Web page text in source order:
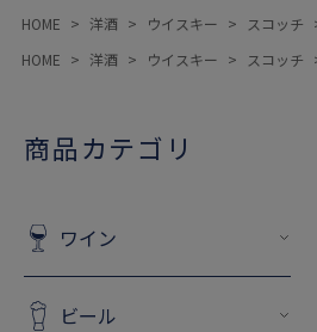
HOME
洋酒 ウイスキー
スコッチ
HOME
洋酒 ウイスキー スコッチ
商品カテゴリ
ワイン
ビール